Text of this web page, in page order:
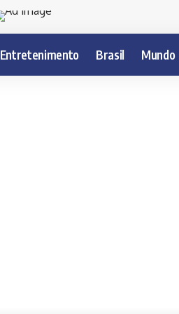
Entretenimento Brasil Mundo